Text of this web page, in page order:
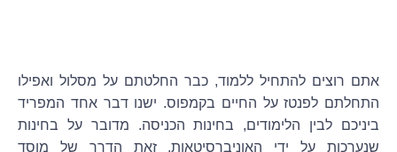
אתם רוצים להתחיל ללמוד, כבר החלטתם על מסלול ואפילו
התחלתם לפנטז על החיים בקמפוס. ישנו דבר אחד המפריד
ביניכם לבין הלימודים, בחינות הכניסה. מדובר על בחינות
שנערכות על ידי האוניברסיטאות. זאת הדרך של מוסד